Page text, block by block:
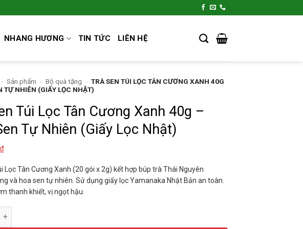
NHANG HƯƠNG TIN TỨC LIÊN HỆ
- Sản phẩm - Bộ quà tặng - TRÀ SEN TÚI LỌC TÂN CƯƠNG XANH 40G
TỰ NHIÊN (GIẤY LỌC NHẬT)
Túi Lọc Tân Cương Xanh 40g –
Tự Nhiên (Giấy Lọc Nhật)
₫
Lọc Tân Cương Xanh (20 gói x 2g) kết hợp búp trà Thái Nguyên
và hoa sen tự nhiên. Sử dụng giấy lọc Yamanaka Nhật Bản an toàn.
thanh khiết, vị ngọt hậu.
Lọc Tân Cương Xanh 40g - Hoa Sen Tự Nhiên (Giấy Lọc Nhật) số lượng